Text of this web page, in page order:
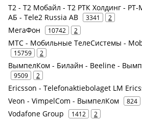
Т2 - Т2 Мобайл - Т2 РТК Холдинг - РТ-
АБ - Tele2 Russia AB
3341 2
МегаФон 10742 2
МТС - Мобильные ТелеСистемы -
15759 2
ВымпелКом - Билайн - Beeline -
9509 2
Ericsson - Telefonaktiebolaget LM
Veon - VimpelCom - ВымпелКом 824
Vodafone Group 1412 2